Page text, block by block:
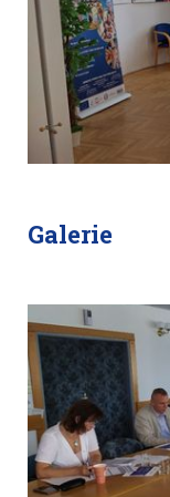
Galerie